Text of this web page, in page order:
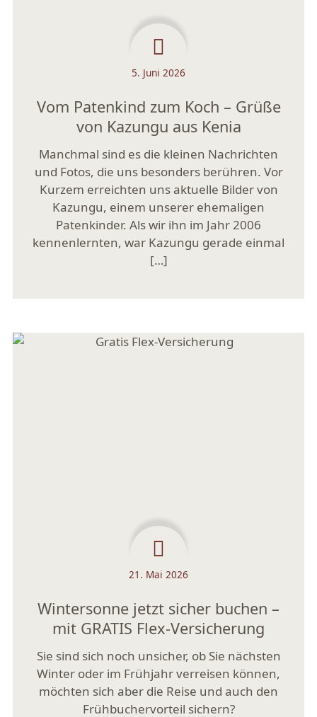
5. Juni 2026
Vom Patenkind zum Koch – Grüße
von Kazungu aus Kenia
Manchmal sind es die kleinen Nachrichten
und Fotos, die uns besonders berühren. Vor
Kurzem erreichten uns aktuelle Bilder von
Kazungu, einem unserer ehemaligen
Patenkinder. Als wir ihn im Jahr 2006
kennenlernten, war Kazungu gerade einmal
[…]
21. Mai 2026
Wintersonne jetzt sicher buchen –
mit GRATIS Flex-Versicherung
Sie sind sich noch unsicher, ob Sie nächsten
Winter oder im Frühjahr verreisen können,
möchten sich aber die Reise und auch den
Frühbuchervorteil sichern?